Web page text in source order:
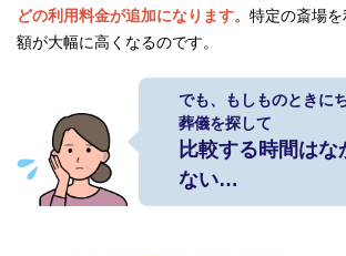
どの利用料金が追加になります。 特定の斎場
額が大幅に高くなるのです。
でも、もしものときに
葬儀を探して
比較する時間はな
ない…